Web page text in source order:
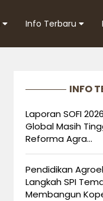
Info Terbaru
INFO
Laporan SOFI
Global Masih
Reforma Agra...
Pendidikan
Langkah SPI
Membangun